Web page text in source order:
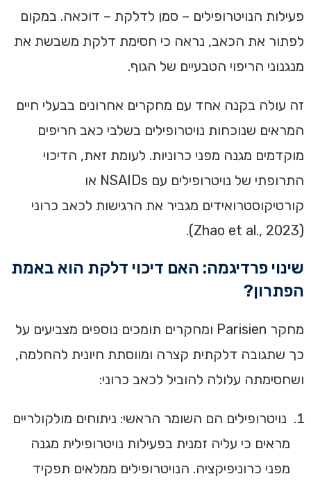
פעילות הנויטרופילים – סמן לדלקת – דוכאה. במקום
לפתור את הכאב, נראה כי חסימת דלקת משבשת את
מנגנוני הריפוי הטבעיים של הגוף.
זה עולה בקנה אחד עם מחקרים אחרונים בבעלי חיים
המראים שנוכחות נויטרופילים בשלבי כאב חריפים
מוקדמים מגנה מפני כרוניות. לעומת זאת, הדיכוי
התרופתי של נויטרופילים עם NSAIDs או
קורטיקוסטרואידים מגביר את הרגישות לכאב כרוני
(Zhao et al., 2023).
שינוי פרדיגמה: האם דיכוי דלקת הוא באמת
הפתרון?
מחקר Parisien ומחקרים תומכים נוספים מצביעים על
כך שתגובה דלקתית קצרה ומווסתת חיונית להחלמה,
ושחסימתה עלולה להוביל לכאב כרוני:
נויטרופילים הם השומר הראשי: ניתוחים מולקולריים
מראים כי עליה זמנית בפעילות נויטרופילית מגנה
מפני כרוניפיקציה. הנויטרופילים ממלאים תפקיד